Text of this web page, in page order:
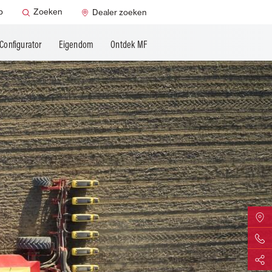
Zoeken Dealer zoeken
Configurator Eigendom Ontdek MF
Zoek
Delen